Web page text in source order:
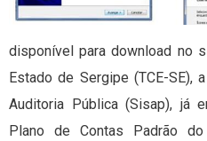
disponível para download no
Estado de Sergipe (TCE-SE),
Auditoria Pública (Sisap), já
Plano de Contas Padrão